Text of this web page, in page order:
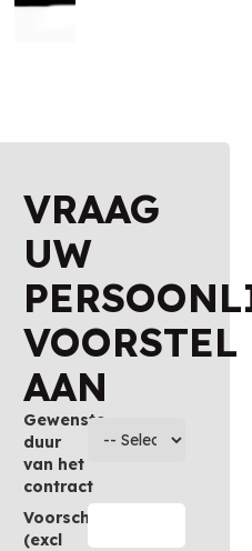
VRAAG
UW
VOORSTEL
AAN
Gewenste
duur
van het
contract
Voorschot
(excl